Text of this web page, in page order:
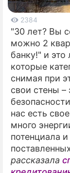
2384
"30 лет? Вы
можно 2
банку!" и
которые
снимая при
свои стены –
нас есть
много
потенциала
рассказала